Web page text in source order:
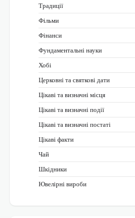
Традиції
Фільми
Фінанси
Фундаментальні науки
Хобі
Церковні та святкові дати
Цікаві та визначні місця
Цікаві та визначні події
Цікаві та визначні постаті
Цікаві факти
Чай
Шкідники
Ювелірні вироби